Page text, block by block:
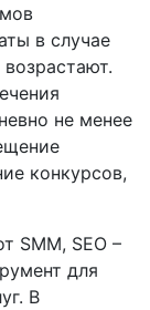
в случае
не менее
конкурсов,
SMM, SEO –
для
В